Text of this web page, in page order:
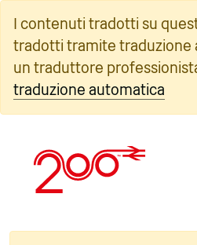
contenuto
I contenuti tradotti su
tradotti tramite traduzione
un traduttore
traduzione automatica